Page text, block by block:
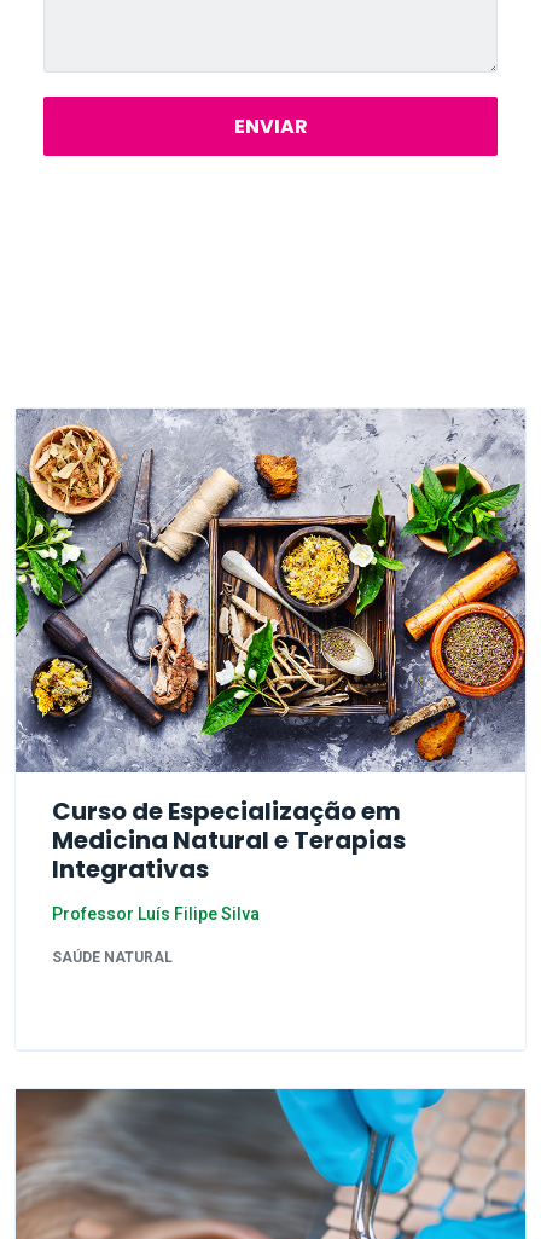
ENVIAR
Curso de Especialização em
Medicina Natural e Terapias
Integrativas
Professor Luís Filipe Silva
SAÚDE NATURAL